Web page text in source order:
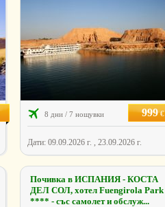
8 дни / 7 нощувки 999€
Дати: 09.09.2026 г. , 23.09.2026 г.
Почивка в ИСПАНИЯ - КОСТА
ДЕЛ СОЛ, хотел Fuengirola Park
**** - със самолет и обслуж...